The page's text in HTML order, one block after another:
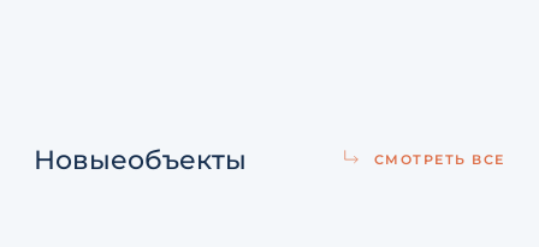
Новыеобъекты СМОТРЕТЬ ВСЕ